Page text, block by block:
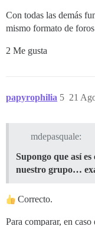
Con todas las demás
mismo formato de
2 Me gusta
papyrophilia 21
5
mdepasquale:
Supongo que así es
nuestro grupo…
Correcto.
Para comparar, en